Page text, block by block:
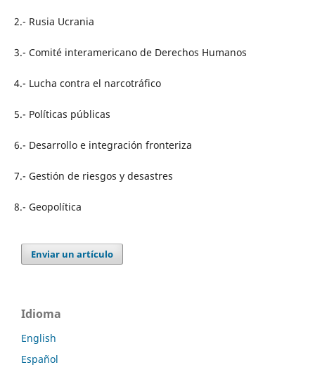
2.- Rusia Ucrania
3.- Comité interamericano de Derechos Humanos
4.- Lucha contra el narcotráfico
5.- Políticas públicas
6.- Desarrollo e integración fronteriza
7.- Gestión de riesgos y desastres
8.- Geopolítica
Enviar un artículo
Idioma
English
Español